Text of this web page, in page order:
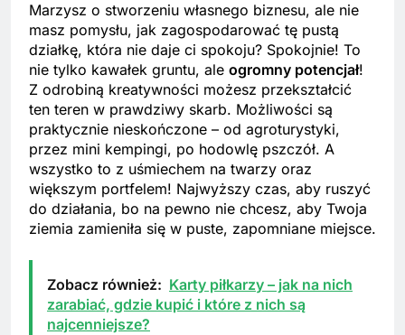
Marzysz o stworzeniu własnego biznesu, ale nie
masz pomysłu, jak zagospodarować tę pustą
działkę, która nie daje ci spokoju? Spokojnie! To
nie tylko kawałek gruntu, ale ogromny potencjał!
Z odrobiną kreatywności możesz przekształcić
ten teren w prawdziwy skarb. Możliwości są
praktycznie nieskończone – od agroturystyki,
przez mini kempingi, po hodowlę pszczół. A
wszystko to z uśmiechem na twarzy oraz
większym portfelem! Najwyższy czas, aby ruszyć
do działania, bo na pewno nie chcesz, aby Twoja
ziemia zamieniła się w puste, zapomniane miejsce.
Zobacz również: Karty piłkarzy – jak na nich
zarabiać, gdzie kupić i które z nich są
najcenniejsze?